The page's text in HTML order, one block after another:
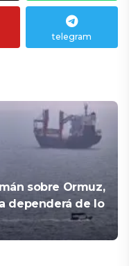
telegram
sobre Ormuz,
dependerá de lo